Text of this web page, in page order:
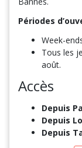
Périodes
Week-
Tous les
août.
Accès
Depuis
Depuis
Depuis